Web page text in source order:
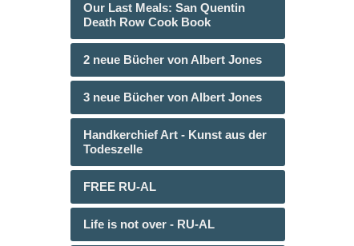
Our Last Meals: San Quentin
Death Row Cook Book
2 neue Bücher von Albert Jones
3 neue Bücher von Albert Jones
Handkerchief Art - Kunst aus der
Todeszelle
FREE RU-AL
Life is not over - RU-AL